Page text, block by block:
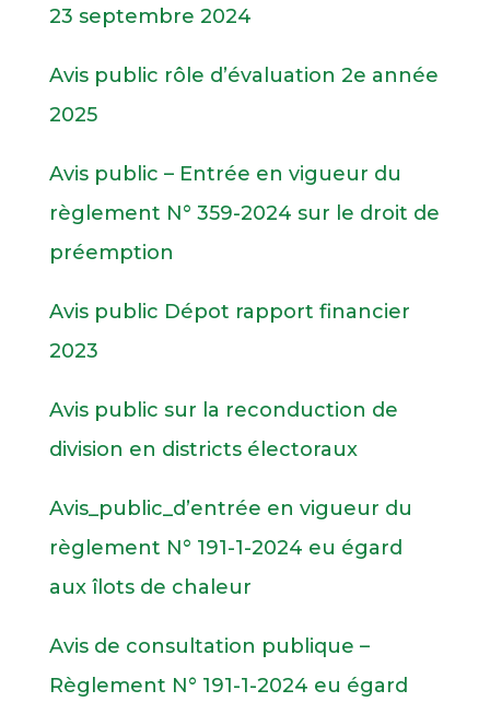
23 septembre 2024
Avis public rôle d’évaluation 2e année
2025
Avis public – Entrée en vigueur du
règlement N° 359-2024 sur le droit de
préemption
Avis public Dépot rapport financier
2023
Avis public sur la reconduction de
division en districts électoraux
Avis_public_d’entrée en vigueur du
règlement N° 191-1-2024 eu égard
aux îlots de chaleur
Avis de consultation publique –
Règlement N° 191-1-2024 eu égard